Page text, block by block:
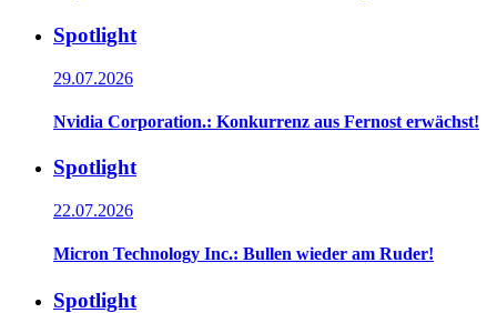
Spotlight
29.07.2026
Nvidia Corporation.: Konkurrenz aus Fernost erwächst!
Spotlight
22.07.2026
Micron Technology Inc.: Bullen wieder am Ruder!
Spotlight